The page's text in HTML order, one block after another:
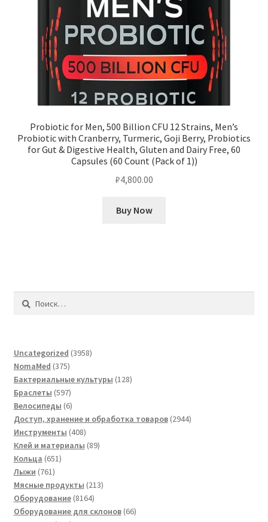
Probiotic for Men, 500 Billion CFU 12 Strains, Men’s
Probiotic with Cranberry, Turmeric, Goji Berry, Probiotics
for Gut & Digestive Health, Gluten and Dairy Free, 60
Capsules (60 Count (Pack of 1))
₽4,800.00
Buy Now
Найти:
Uncategorized 39583958
NomaMed 375375
товаров
Бактериальные культуры 128128
Браслеты 597597
товаров
Велосипеды 66
товаров
Доступ, хранение и обработка товаров 29442944
Инструменты 408408
товаров
Клей и материалы 8989
Кольца 651651
Лыжи 761761
товар
Мясные продукты 213213
Оборудование 81648164
товара
Оборудование для склонов 6666